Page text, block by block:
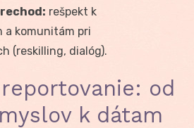
rešpekt k
a komunitám pri
(reskilling, dialóg).
od
k dátam